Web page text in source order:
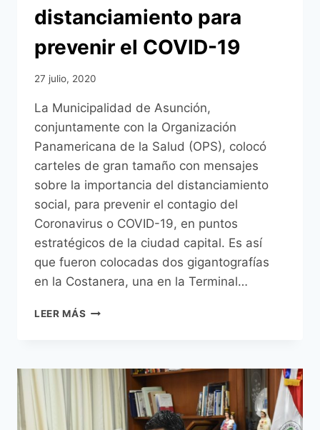
distanciamiento para
prevenir el COVID-19
27 julio, 2020
La Municipalidad de Asunción,
conjuntamente con la Organización
Panamericana de la Salud (OPS), colocó
carteles de gran tamaño con mensajes
sobre la importancia del distanciamiento
social, para prevenir el contagio del
Coronavirus o COVID-19, en puntos
estratégicos de la ciudad capital. Es así
que fueron colocadas dos gigantografías
en la Costanera, una en la Terminal…
LEER MÁS MUNICIPALIDAD
OPS
PROMUEVEN
DIFUSIÓN